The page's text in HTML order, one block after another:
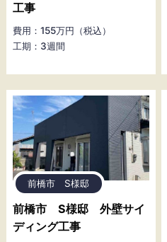
工事
費用：155万円（税込）
工期：3週間
前橋市 S様邸
前橋市 S様邸 外壁サイ
ディング工事